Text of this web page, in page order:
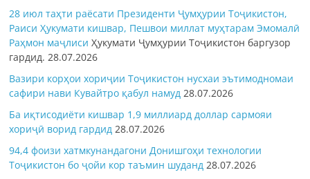
28 июл таҳти раёсати Президенти Ҷумҳурии Тоҷикистон,
Раиси Ҳукумати кишвар, Пешвои миллат муҳтарам Эмомалӣ
Раҳмон маҷлисиҲукумати Ҷумҳурии Тоҷикистон баргузор
гардид.28.07.2026
Вазири корҳои хориҷии Тоҷикистон нусхаи эътимодномаи
сафири нави Кувайтро қабул намуд 28.07.2026
Ба иқтисодиёти кишвар 1,9 миллиард доллар сармояи
хориҷӣ ворид гардид 28.07.2026
94,4 фоизи хатмкунандагони Донишгоҳи технологии
Тоҷикистон бо ҷойи кор таъмин шуданд 28.07.2026